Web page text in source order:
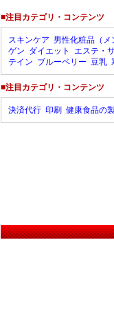
■注目カテゴリ・コンテンツ
スキンケア 男性化粧品（メ
ゲン ダイエット エステ・
テイン ブルーベリー 豆乳
■注目カテゴリ・コンテンツ
決済代行 印刷 健康食品の